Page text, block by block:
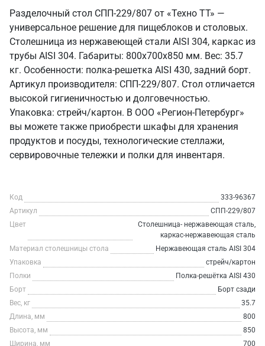
Разделочный стол СПП-229/807 от «Техно ТТ» —
универсальное решение для пищеблоков и столовых.
Столешница из нержавеющей стали AISI 304, каркас из
трубы AISI 304. Габариты: 800x700x850 мм. Вес: 35.7
кг. Особенности: полка-решетка AISI 430, задний борт.
Артикул производителя: СПП-229/807. Стол отличается
высокой гигиеничностью и долговечностью.
Упаковка: стрейч/картон. В ООО «Регион-Петербург»
вы можете также приобрести шкафы для хранения
продуктов и посуды, технологические стеллажи,
сервировочные тележки и полки для инвентаря.
Код
333-96367
Артикул
СПП-229/807
Цвет
Столешница- нержавеющая сталь,
каркас-нержавеющая сталь
Материал столешницы стола
Нержавеющая сталь AISI 304
Упаковка
стрейч/картон
Полки
Полка-решётка AISI 430
Борт
Борт сзади
Вес, кг
35.7
Длина, мм
800
Высота, мм
850
Ширина, мм
700